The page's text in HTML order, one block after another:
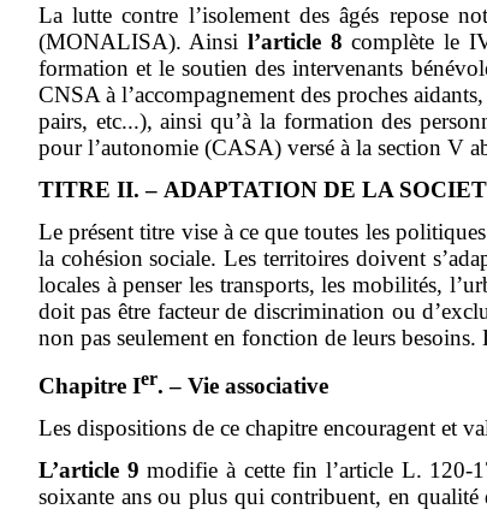
La lutte contre l’isolement des âgés repose
(MONALISA). Ainsil’article 8 complète le
formation et le soutien des intervenants
CNSA à l’accompagnement des proches
pairs, etc...), ainsi qu’à la formation des
pour l’autonomie (CASA) versé à la section V
TITRE II. – ADAPTATION DE LA
Le présent titre vise à ce que toutes les
la cohésion sociale. Les territoires doivent
locales à penser les transports, les mobilités,
doit pas être facteur de discrimination ou
non pas seulement en fonction de leurs
Chapitre Ier. – Vie associative
Les dispositions de ce chapitre encouragent et
L’article 9 modifie à cette fin l’article L. 120-
soixante ans ou plus qui contribuent, en qualité